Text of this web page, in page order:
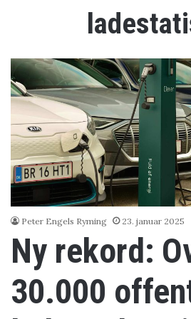
Peter Engels Ryming 23. januar 2025
Ny rekord:
30.000